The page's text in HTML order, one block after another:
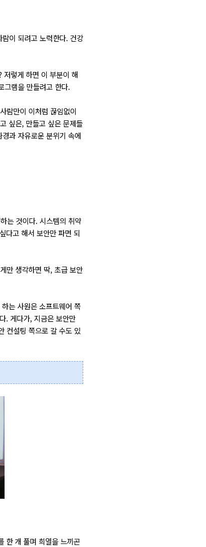
이 되려고 노력한다. 건강
렇게 하면 이 부분이 해
그램을 만들려고 한다.
람만이 이처럼 끊임없이
싶은, 만들고 싶은 문제들
과 자유로운 분위기 속에
는 것이다. 시스템의 취약
다고 해서 보안만 파면 되
만 생각하면 딱, 초급 보안
는 사원은 소프트웨어 쪽
. 게다가, 지금은 보안만
컨설팅 쪽으로 갈 수도 있
한 개 풀며 희열을 느끼곤